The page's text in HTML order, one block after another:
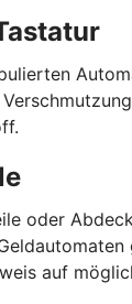
oder
auf